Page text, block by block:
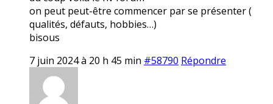
on peut peut-être commencer par se présenter (
qualités, défauts, hobbies…)
bisous
7 juin 2024 à 20 h 45 min #58790 Répondre